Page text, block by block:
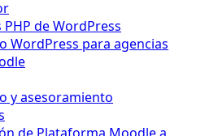
PHP de WordPress
WordPress para agencias
y asesoramiento